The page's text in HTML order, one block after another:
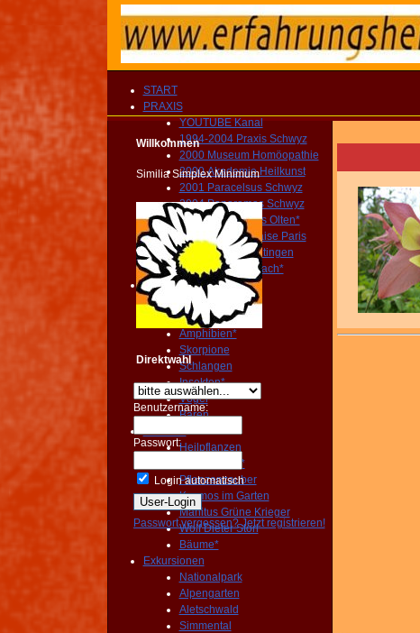
START
PRAXIS
YOUTUBE Kanal
1994-2004 Praxis Schwyz
2000 Museum Homöopathie
2000 Akademie Heilkunst
2001 Paracelsus Schwyz
2004 Panoramas Schwyz
2004-2010 Praxis Olten*
2005 Père Lachaise Paris
2010 Museum Oltingen
2010 Praxis Sissach*
Tiere
Säugetiere*
Beuteltiere*
Amphibien*
Skorpione
Schlangen
Insekten*
Vögel
Bären
Pflanzen
Heilpflanzen
Wildgemüse*
Pflanzenzauber
Kosmos im Garten
Manitus Grüne Krieger
Wolf Dieter Storl
Bäume*
Exkursionen
Nationalpark
Alpengarten
Aletschwald
Simmental
Willkommen
Similia Simplex Minimum
Direktwahl
Benutzername:
Passwort:
Login automatisch
Passwort vergessen? Jetzt registrieren!